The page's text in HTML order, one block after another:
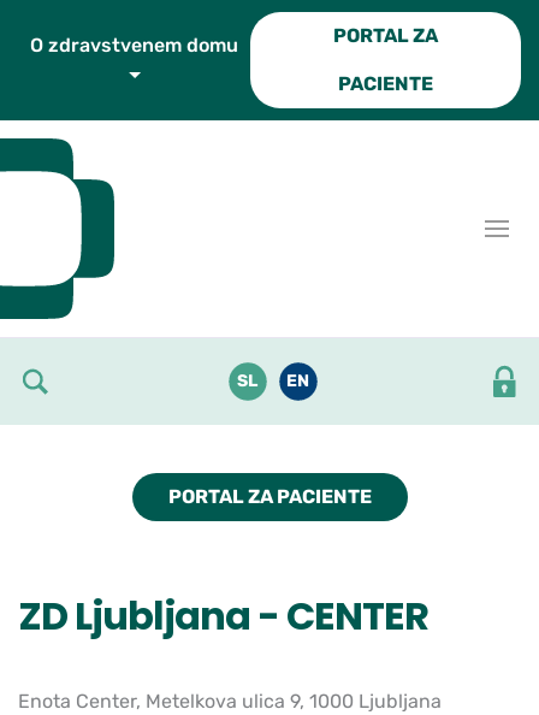
PORTAL ZA
PACIENTE
SL EN
PORTAL ZA PACIENTE
ZD Ljubljana - CENTER
Enota Center, Metelkova ulica 9, 1000 Ljubljana